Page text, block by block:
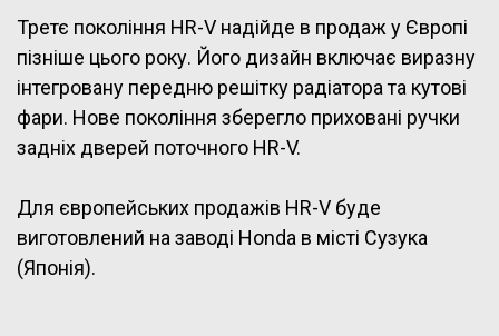
Третє покоління HR-V надійде в продаж у Європі
пізніше цього року. Його дизайн включає виразну
інтегровану передню решітку радіатора та кутові
фари. Нове покоління зберегло приховані ручки
задніх дверей поточного HR-V.
Для європейських продажів HR-V буде
виготовлений на заводі Honda в місті Сузука
(Японія).